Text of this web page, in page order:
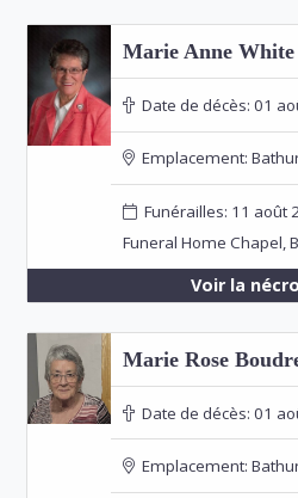
Marie Anne White
Date de décès: 01
Emplacement:
Funérailles: 11 août
Funeral Home Chapel,
Voir la
Marie Rose
Date de décès: 01
Emplacement: